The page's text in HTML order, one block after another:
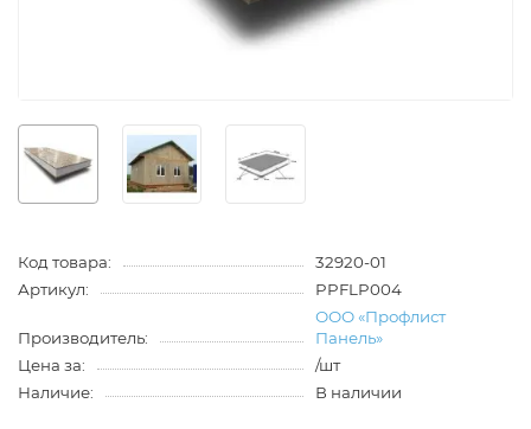
Код товара:
32920-01
Артикул:
PPFLP004
Производитель:
ООО «Профлист
Панель»
Цена за:
/шт
Наличие:
В наличии